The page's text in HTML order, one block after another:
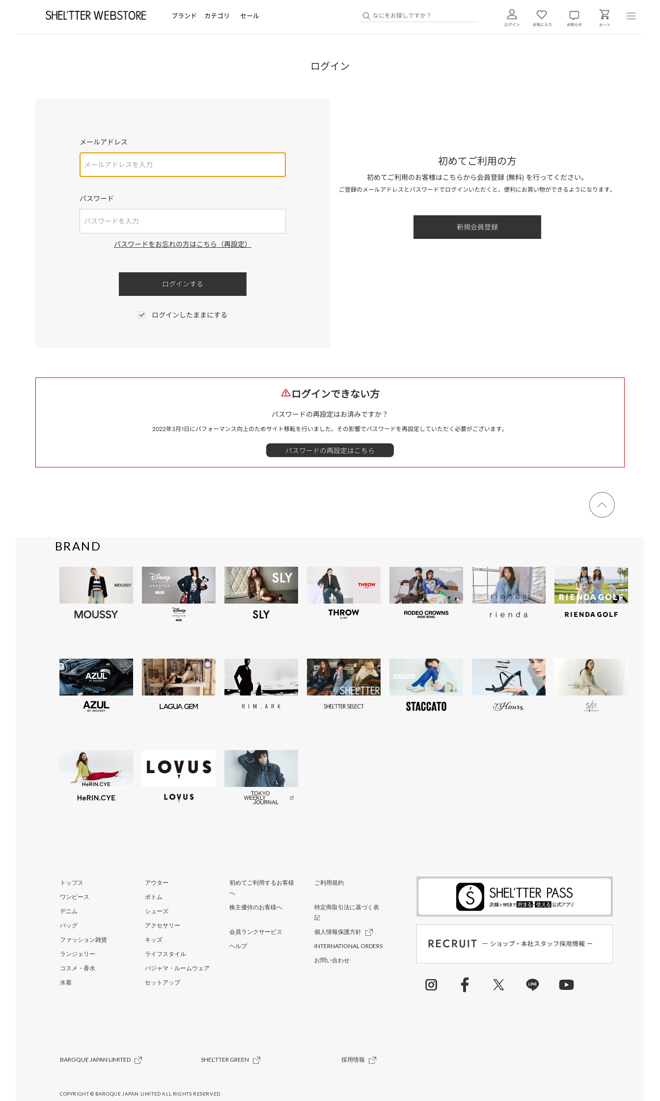
ブランド カテゴリ セール
ログイン
メールアドレス
パスワード
パスワードをお忘れの方はこちら（再設定）
ログインしたままにする
初めてご利用の方
初めてご利用のお客様はこちらから会員登録 (無料) を行ってください。
ご登録のメールアドレスとパスワードでログインいただくと、便利にお買い物ができるようになります。
ログインできない方
パスワードの再設定はお済みですか？
2022年3月1日にパフォーマンス向上のためサイト移転を行いました。その影響でパスワードを再設定していただく必要がございます。
ページ
トップ
BRAND
トップス
アウター
ワンピース
ボトム
デニム
シューズ
バッグ
アクセサリー
ファッション雑貨
キッズ
ランジェリー
ライフスタイル
コスメ・香水
パジャマ・ルームウェア
水着
セットアップ
初めてご利用するお客様
へ
ご利用規約
株主優待のお客様へ
特定商取引法に基づく表
記
会員ランクサービス
個人情報保護方針
ヘルプ
INTERNATIONAL ORDERS
お問い合わせ
BAROQUE JAPAN LIMITED SHEL’TTER GREEN 採用情報
COPYRIGHT © BAROQUE JAPAN LIMITED ALL RIGHTS RESERVED.